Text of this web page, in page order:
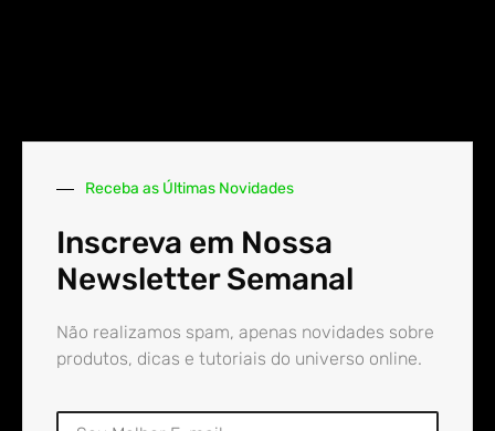
Receba as Últimas Novidades
Inscreva em Nossa
Newsletter Semanal
Não realizamos spam, apenas novidades sobre
produtos, dicas e tutoriais do universo online.